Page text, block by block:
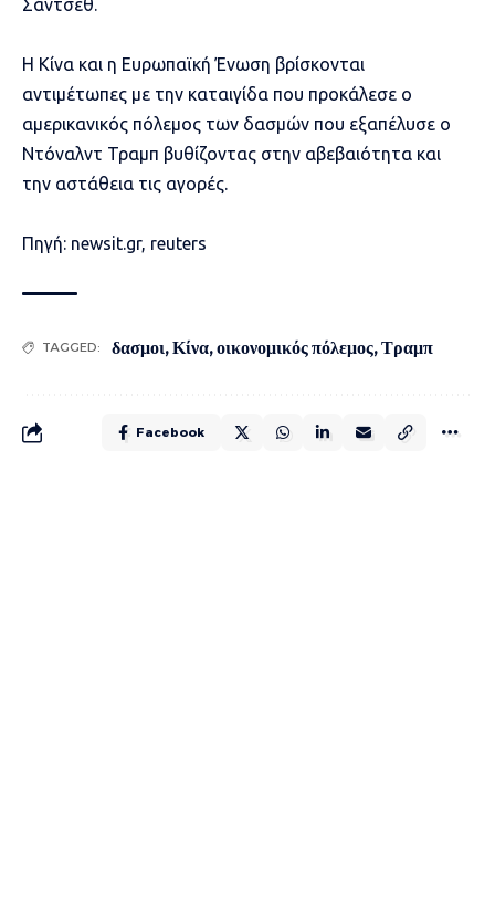
Σάντσεθ.
Η Κίνα και η Ευρωπαϊκή Ένωση βρίσκονται
αντιμέτωπες με την καταιγίδα που προκάλεσε ο
αμερικανικός πόλεμος των δασμών που εξαπέλυσε ο
Ντόναλντ Τραμπ βυθίζοντας στην αβεβαιότητα και
την αστάθεια τις αγορές.
Πηγή: newsit.gr, reuters
TAGGED: δασμοι,Κίνα,οικονομικός πόλεμος,Τραμπ
Facebook